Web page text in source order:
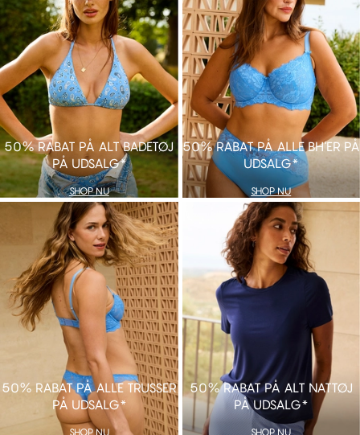
50% RABAT PÅ ALT BADETØJ
PÅ UDSALG*
SHOP NU
50% RABAT PÅ ALLE BH'ER PÅ
UDSALG*
SHOP NU
SHOP NU
50% RABAT PÅ ALLE TRUSSER
PÅ UDSALG*
SHOP NU
SHOP NU
50% RABAT PÅ ALT NATTØJ
PÅ UDSALG*
SHOP NU